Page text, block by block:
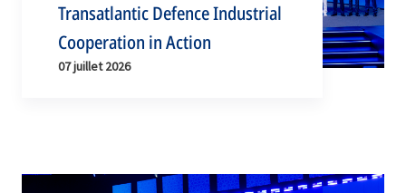
Transatlantic Defence Industrial
Cooperation in Action
07 juillet 2026